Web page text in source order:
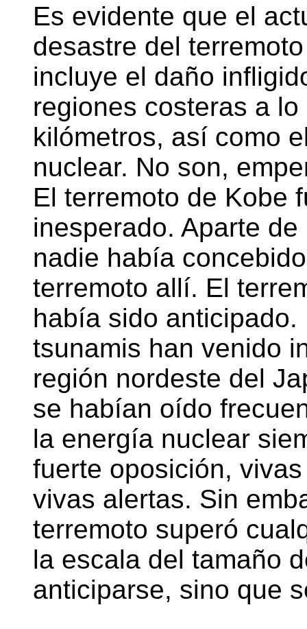
Es evidente que el
desastre del
incluye el daño
regiones costeras a
kilómetros, así como
nuclear. No son,
El terremoto de Kobe
inesperado. Aparte
nadie había
terremoto allí. El
había sido
tsunamis han venido
región nordeste del
se habían oído
la energía nuclear
fuerte oposición,
vivas alertas. Sin
terremoto superó
la escala del tamaño
anticiparse, sino que